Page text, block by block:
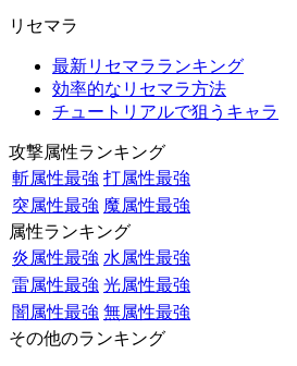
リセマラ
最新リセマラランキング
効率的なリセマラ方法
チュートリアルで狙うキャラ
攻撃属性ランキング
斬属性最強 打属性最強
突属性最強 魔属性最強
属性ランキング
炎属性最強 水属性最強
雷属性最強 光属性最強
闇属性最強 無属性最強
その他のランキング